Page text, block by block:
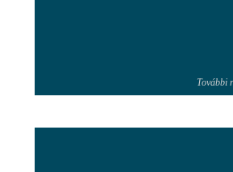
További